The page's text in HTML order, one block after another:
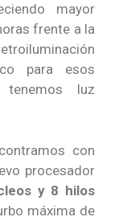
mayor
frente a la
para esos
luz
con
procesador
y 8 hilos
máxima de